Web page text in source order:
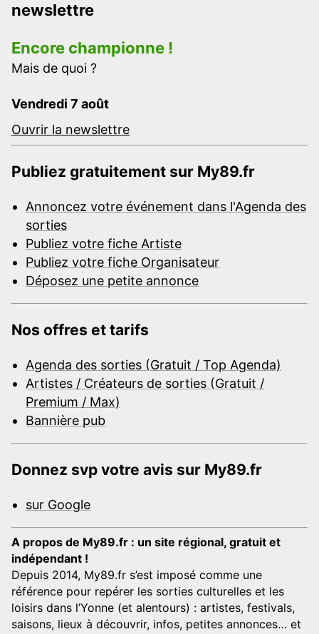
newslettre
Encore championne !
Mais de quoi ?
Vendredi 7 août
Ouvrir la newslettre
Publiez gratuitement sur My89.fr
Annoncez votre événement dans l'Agenda des
sorties
Publiez votre fiche Artiste
Publiez votre fiche Organisateur
Déposez une petite annonce
Nos offres et tarifs
Agenda des sorties (Gratuit / Top Agenda)
Artistes / Créateurs de sorties (Gratuit /
Premium / Max)
Bannière pub
Donnez svp votre avis sur My89.fr
sur Google
A propos de My89.fr : un site régional, gratuit et
indépendant !
Depuis 2014, My89.fr s’est imposé comme une
référence pour repérer les sorties culturelles et les
loisirs dans l’Yonne (et alentours) : artistes, festivals,
saisons, lieux à découvrir, infos, petites annonces… et